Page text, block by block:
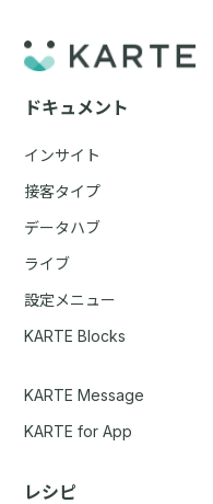
ドキュメント
インサイト
接客タイプ
データハブ
ライブ
設定メニュー
KARTE Blocks
KARTE Message
KARTE for App
レシピ